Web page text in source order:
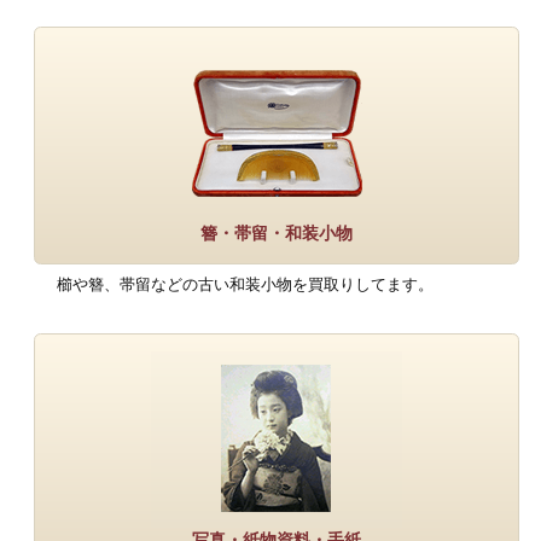
簪・帯留・和装小物
櫛や簪、帯留などの古い和装小物を買取りしてます。